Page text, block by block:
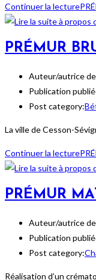
Continuer la lecture
PRÉMUR
Auteur/autrice
Publication
Post category:
La ville de Cesson-
Continuer la lecture
PRÉMUR
Auteur/autrice
Publication
Post category:
Réalisation d’un